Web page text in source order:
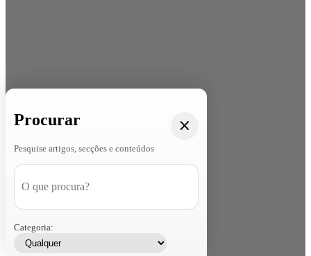
Procurar
Pesquise artigos, secções e conteúdos
Categoria: